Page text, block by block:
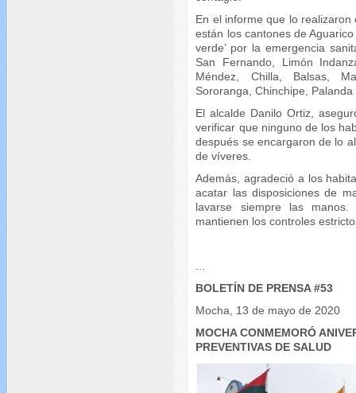
En el informe que lo
están los cantones de
verde’ por la emergencia
San Fernando, Limón
Méndez, Chilla, Balsas,
Sororanga, Chinchipe,
El alcalde Danilo Ortiz,
verificar que ninguno de los
después se encargaron de lo
de víveres.
Además, agradeció a los
acatar las disposiciones de
lavarse siempre las
mantienen los controles
BOLETÍN DE PRENSA #53
Mocha, 13 de mayo de 2020
MOCHA CONMEMORÓ
PREVENTIVAS DE SALUD